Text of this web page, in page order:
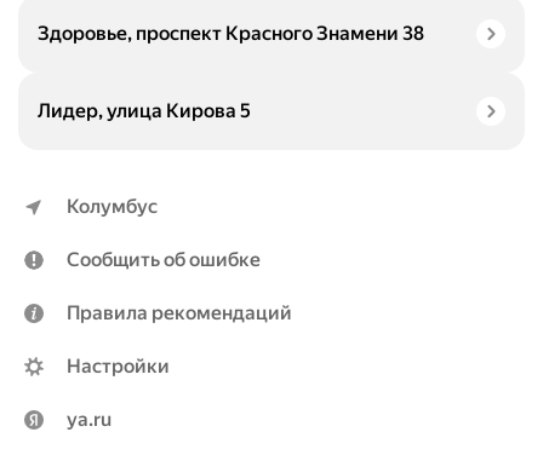
Здоровье, проспект Красного Знамени 38
Лидер, улица Кирова 5
Колумбус
Сообщить об ошибке
Правила рекомендаций
Настройки
ya.ru